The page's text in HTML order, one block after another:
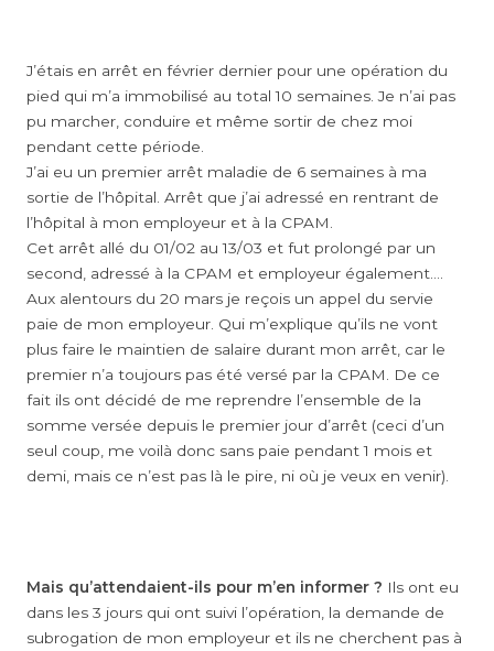
J’étais en arrêt en février dernier pour une opération du
pied qui m’a immobilisé au total 10 semaines. Je n’ai pas
pu marcher, conduire et même sortir de chez moi
pendant cette période.
J’ai eu un premier arrêt maladie de 6 semaines à ma
sortie de l’hôpital. Arrêt que j’ai adressé en rentrant de
l’hôpital à mon employeur et à la CPAM.
Cet arrêt allé du 01/02 au 13/03 et fut prolongé par un
second, adressé à la CPAM et employeur également….
Aux alentours du 20 mars je reçois un appel du servie
paie de mon employeur. Qui m’explique qu’ils ne vont
plus faire le maintien de salaire durant mon arrêt, car le
premier n’a toujours pas été versé par la CPAM. De ce
fait ils ont décidé de me reprendre l’ensemble de la
somme versée depuis le premier jour d’arrêt (ceci d’un
seul coup, me voilà donc sans paie pendant 1 mois et
demi, mais ce n’est pas là le pire, ni où je veux en venir).
Mais qu’attendaient-ils pour m’en informer ? Ils ont eu
dans les 3 jours qui ont suivi l’opération, la demande de
subrogation de mon employeur et ils ne cherchent pas à